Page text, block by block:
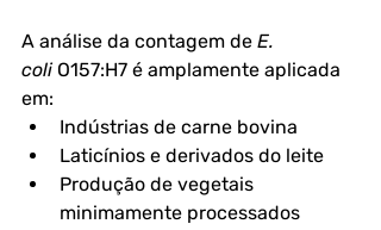
A análise da contagem de E.
coli O157:H7 é amplamente aplicada
em:
Indústrias de carne bovina
Laticínios e derivados do leite
Produção de vegetais
minimamente processados